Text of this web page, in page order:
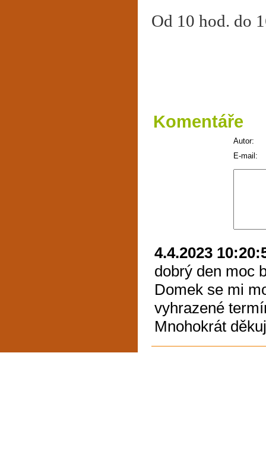
Od 10 hod. do
Komentáře
Autor:
E-mail:
4.4.2023
dobrý den moc
Domek se mi
vyhrazené
Mnohokrát